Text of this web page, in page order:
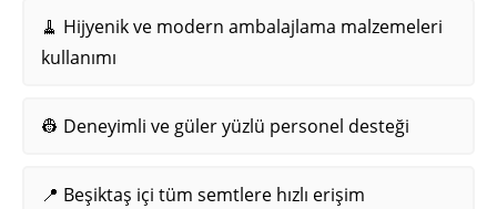
🧹 Hijyenik ve modern ambalajlama malzemeleri
kullanımı
👷 Deneyimli ve güler yüzlü personel desteği
📍 Beşiktaş içi tüm semtlere hızlı erişim